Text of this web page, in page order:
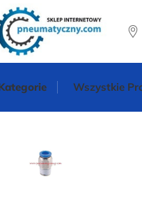
Wszystkie